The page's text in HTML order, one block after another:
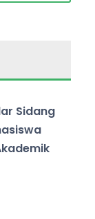
Sidang